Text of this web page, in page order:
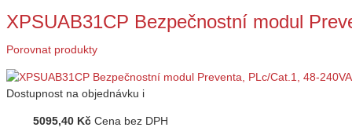
XPSUAB31CP Bezpečnostní modul
Porovnat produkty
Dostupnost na objednávku i
5095,40 Kč Cena bez DPH